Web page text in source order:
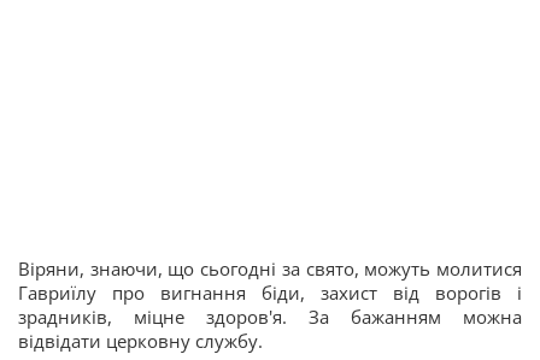
Віряни, знаючи, що сьогодні за свято, можуть молитися
Гавриїлу про вигнання біди, захист від ворогів і
зрадників, міцне здоров'я. За бажанням можна
відвідати церковну службу.